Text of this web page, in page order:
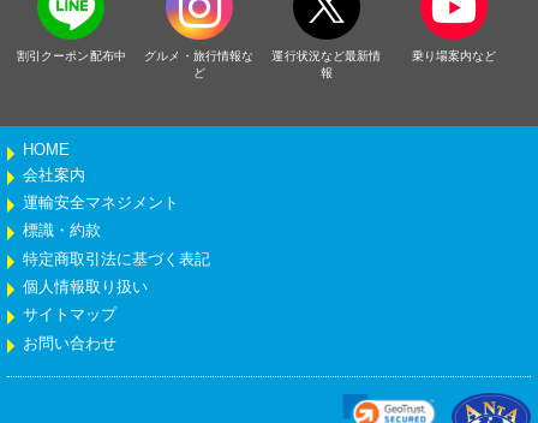
割引クーポン配布中
グルメ・旅行情報な
ど
運行状況など最新情
報
乗り場案内など
HOME
会社案内
運輸安全マネジメント
標識・約款
特定商取引法に基づく表記
個人情報取り扱い
サイトマップ
お問い合わせ